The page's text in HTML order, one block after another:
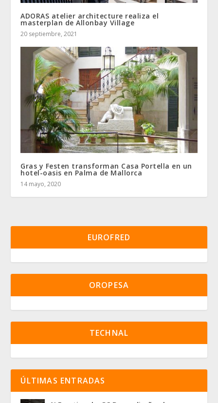
ADORAS atelier architecture realiza el
masterplan de Allonbay Village
20 septiembre, 2021
Gras y Festen transforman Casa Portella en un
hotel-oasis en Palma de Mallorca
14 mayo, 2020
EUROFRED
OROPESA
TECHNAL
ÚLTIMAS ENTRADAS